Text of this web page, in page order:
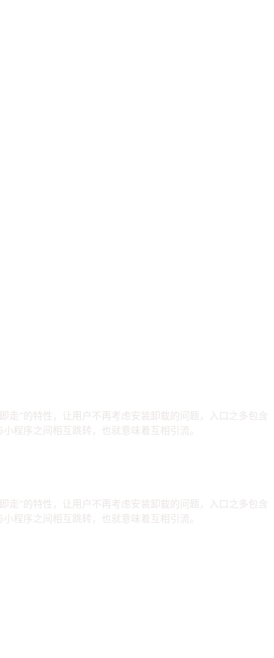
”的特性，让用户不再考虑安装卸载的问题，入口之多包含
程序之间相互跳转，也就意味着互相引流。
”的特性，让用户不再考虑安装卸载的问题，入口之多包含
程序之间相互跳转，也就意味着互相引流。